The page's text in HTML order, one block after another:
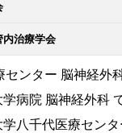
内治療学会
センター 脳神経外
病院 脳神経外科
八千代医療セン